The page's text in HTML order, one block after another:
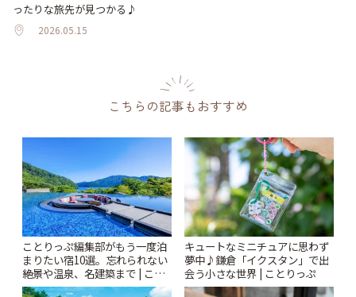
ったりな旅先が見つかる♪
2026.05.15
こちらの記事もおすすめ
ことりっぷ編集部がもう一度泊
まりたい宿10選。忘れられない
絶景や温泉、名建築まで | こと
りっぷ
キュートなミニチュアに思わず
夢中♪鎌倉「イクスタン」で出
会う小さな世界 | ことりっぷ